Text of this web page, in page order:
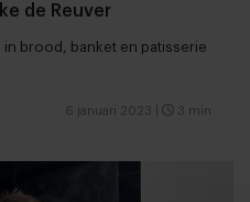
de Reuver
brood, banket en patisserie
6 januari 2023 3 min